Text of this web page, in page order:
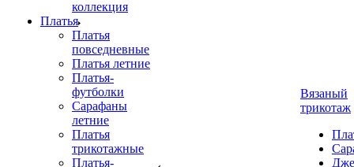
коллекция
Платья
Платья
повседневные
Платья летние
Платья-
футболки
Сарафаны
летние
Платья
трикотажные
Платья-
Вязаный
трикотаж